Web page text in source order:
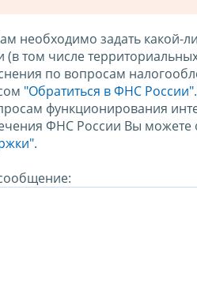
необходимо задать какой-
(в том числе
по вопросам
"Обратиться в ФНС России".
функционирования
ФНС России Вы можете